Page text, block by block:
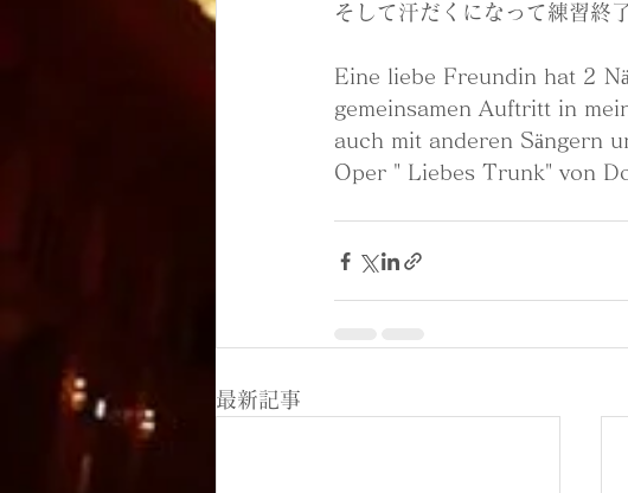
そして汗だくになって練習終
Eine liebe Freundin hat 2
gemeinsamen Auftritt in
auch mit anderen Sängern
Oper " Liebes Trunk" von
最新記事